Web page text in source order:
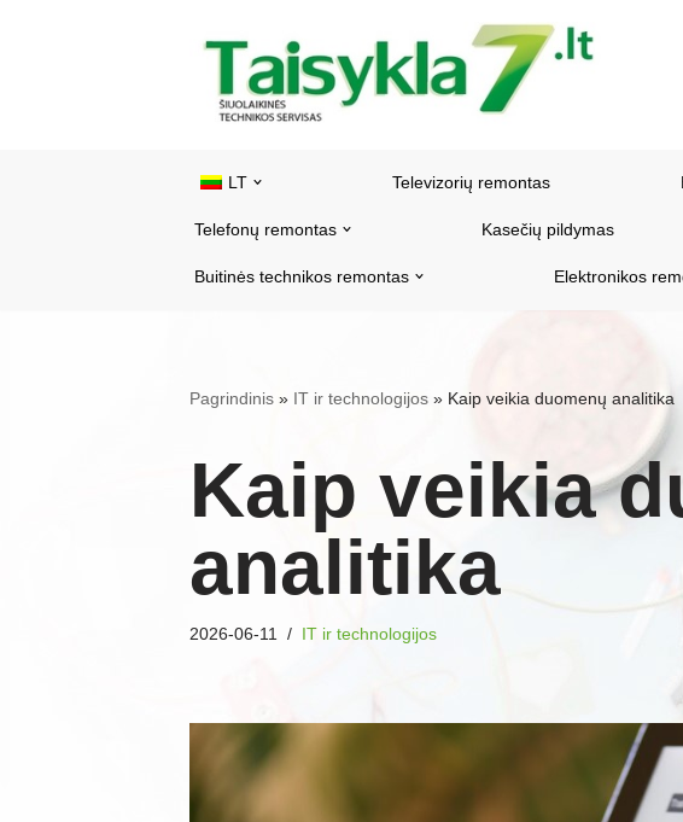
LT Televizorių remontas
Telefonų remontas Kasečių pildymas
Buitinės technikos remontas Elektronikos
Pagrindinis » IT ir technologijos » Kaip veikia duomenų analitika
Kaip veikia
analitika
2026-06-11 IT ir technologijos